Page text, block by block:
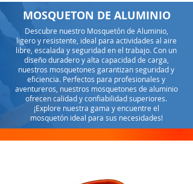
MOSQUETON DE ALUMINIO
Descubre nuestro Mosquetón de Aluminio,
ligero y resistente, ideal para actividades al aire
libre, escalada y seguridad en el trabajo. Con un
diseño duradero y alta capacidad de carga,
nuestros mosquetones garantizan seguridad y
eficiencia. Perfectos para profesionales y
aventureros, nuestros mosquetones de aluminio
ofrecen calidad y confiabilidad superiores.
¡Explore nuestra gama y encuentre el
mosquetón ideal para sus necesidades!